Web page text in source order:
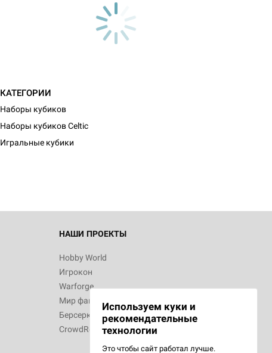
КАТЕГОРИИ
Наборы кубиков
Наборы кубиков Celtic
Игральные кубики
НАШИ ПРОЕКТЫ
Hobby World
Игрокон
Warforge
Мир фантастики
Берсерк
CrowdRepublic
Используем куки и
рекомендательные
технологии
Это чтобы сайт работал лучше.